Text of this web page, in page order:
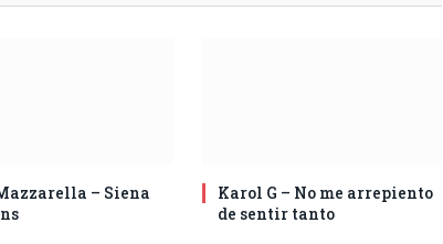
– Siena
Karol G – No me arrepiento
de sentir tanto